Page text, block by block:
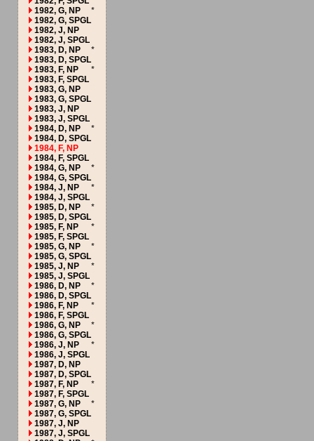
1982, G, NP
*
1982, G, SPGL
1982, J, NP
1982, J, SPGL
1983, D, NP
*
1983, D, SPGL
1983, F, NP
*
1983, F, SPGL
1983, G, NP
1983, G, SPGL
1983, J, NP
1983, J, SPGL
1984, D, NP
*
1984, D, SPGL
1984, F, NP
1984, F, SPGL
1984, G, NP
*
1984, G, SPGL
1984, J, NP
*
1984, J, SPGL
1985, D, NP
*
1985, D, SPGL
1985, F, NP
*
1985, F, SPGL
1985, G, NP
*
1985, G, SPGL
1985, J, NP
*
1985, J, SPGL
1986, D, NP
*
1986, D, SPGL
1986, F, NP
*
1986, F, SPGL
1986, G, NP
*
1986, G, SPGL
1986, J, NP
*
1986, J, SPGL
1987, D, NP
1987, D, SPGL
1987, F, NP
*
1987, F, SPGL
1987, G, NP
*
1987, G, SPGL
1987, J, NP
1987, J, SPGL